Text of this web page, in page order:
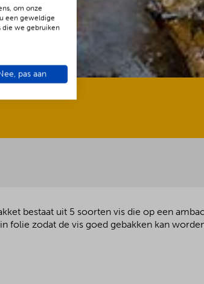
bestaat uit 5 soorten vis die op een
folie zodat de vis goed gebakken kan
om onze
een geweldige
die we gebruiken
pas aan